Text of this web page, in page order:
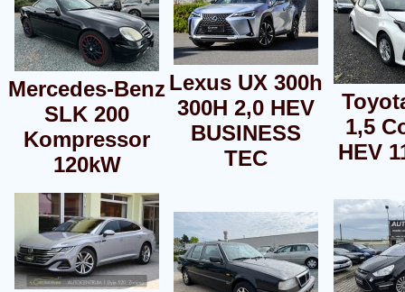
Mercedes-Benz
SLK 200
Kompressor
120kW
Lexus UX 300h
300H 2,0 HEV
BUSINESS
TEC
1,5
HEV